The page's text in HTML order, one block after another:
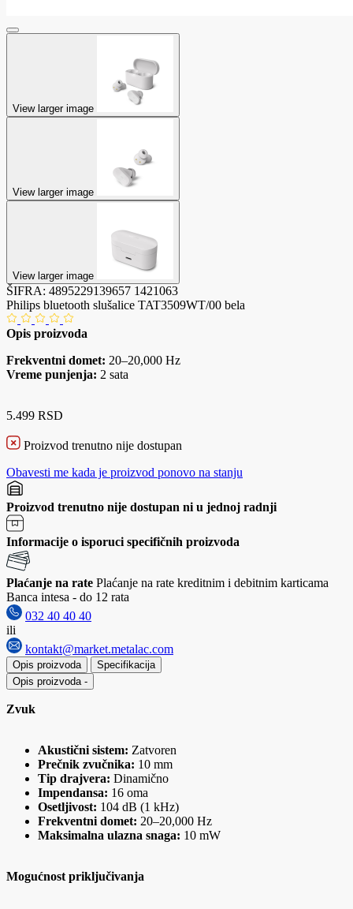
View larger image
View larger image
View larger image
ŠIFRA: 4895229139657 1421063
Philips bluetooth slušalice TAT3509WT/00 bela
Opis proizvoda
Frekventni domet: 20–20,000 Hz
Vreme punjenja: 2 sata
5.499 RSD
Proizvod trenutno nije dostupan
Obavesti me kada je proizvod ponovo na stanju
Proizvod trenutno nije dostupan ni u jednoj radnji
Informacije o isporuci specifičnih proizvoda
Plaćanje na rate Plaćanje na rate kreditnim i debitnim karticama
Banca intesa - do 12 rata
032 40 40 40
ili
kontakt@market.metalac.com
Opis proizvoda
Specifikacija
Opis proizvoda -
Zvuk
Akustični sistem: Zatvoren
Prečnik zvučnika: 10 mm
Tip drajvera: Dinamično
Impendansa: 16 oma
Osetljivost: 104 dB (1 kHz)
Frekventni domet: 20–20,000 Hz
Maksimalna ulazna snaga: 10 mW
Mogućnost priključivanja